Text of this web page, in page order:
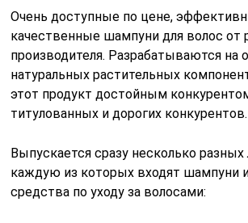
Очень доступные по цене,
качественные шампуни для волос от
производителя. Разрабатываются на
натуральных растительных
этот продукт достойным
титулованных и дорогих конкурентов.
Выпускается сразу несколько разных
каждую из которых входят шампуни
средства по уходу за волосами: